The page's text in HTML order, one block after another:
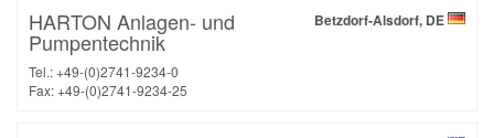
Betzdorf-Alsdorf, DE
HARTON Anlagen- und
Pumpentechnik
Tel.: +49-(0)2741-9234-0
Fax: +49-(0)2741-9234-25